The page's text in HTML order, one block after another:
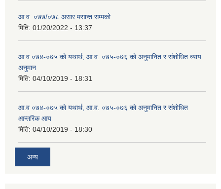
आ.व. ०७७/०७८ असार मसान्त सम्मको
मिति: 01/20/2022 - 13:37
आ.व ०७४-०७५ को यथार्थ, आ.व. ०७५-०७६ को अनुमानित र संशोधित व्याय
अनुमान
मिति: 04/10/2019 - 18:31
आ.व ०७४-०७५ को यथार्थ, आ.व. ०७५-०७६ को अनुमानित र संशोधित
आन्तरिक आय
मिति: 04/10/2019 - 18:30
अन्य